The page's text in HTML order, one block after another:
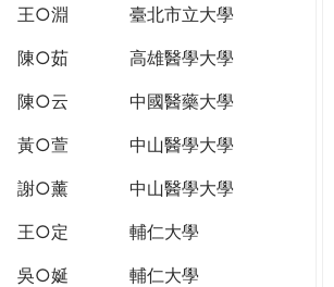
王○淵
臺北市立大學
陳○茹
高雄醫學大學
陳○云
中國醫藥大學
黃○萱
中山醫學大學
謝○薰
中山醫學大學
王○定
輔仁大學
吳○娫
輔仁大學